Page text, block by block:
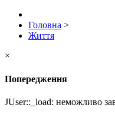
Головна >
Життя
×
Попередження
JUser::_load: неможливо